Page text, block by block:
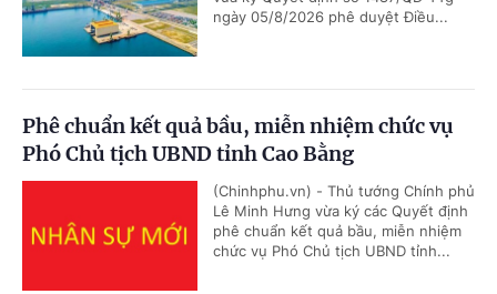
ngày 05/8/2026 phê duyệt Điều...
Phê chuẩn kết quả bầu, miễn nhiệm chức vụ
Phó Chủ tịch UBND tỉnh Cao Bằng
(Chinhphu.vn) - Thủ tướng Chính phủ
Lê Minh Hưng vừa ký các Quyết định
phê chuẩn kết quả bầu, miễn nhiệm
chức vụ Phó Chủ tịch UBND tỉnh...